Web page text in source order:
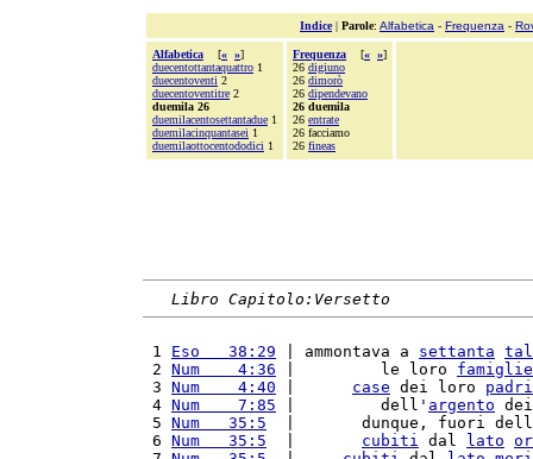
Indice| Parole: Alfabetica - Frequenza -
Alfabetica [« »]
duecentottantaquattro 1
duecentoventi 2
duecentoventitre 2
duemila 26
duemilacentosettantadue 1
duemilacinquantasei 1
duemilaottocentododici 1
Frequenza [« »]
26 digiuno
26 dimorò
26 dipendevano
26 duemila
26 entrate
26 facciamo
26 fineas
Libro Capitolo:Versetto
1 Eso   38:29 | ammontava a settanta
2 Num    4:36 |         le loro famiglie
3 Num    4:40 case dei loro padri
4 Num    7:85 |         dell' argento
5 Num   35:5
|       dunque, fuori
6 Num   35:5 cubiti dal lato